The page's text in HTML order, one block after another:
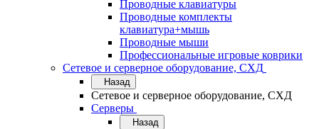
Проводные клавиатуры
Проводные комплекты
клавиатура+мышь
Проводные мыши
Профессиональные игровые коврики
Сетевое и серверное оборудование, СХД
Назад
Сетевое и серверное оборудование, СХД
Cерверы
Назад